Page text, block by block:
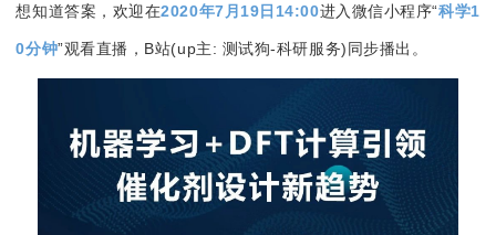
想知道答案，欢迎在2020年7月19日14:00进入微信小程序“科学1
0分钟”观看直播，B站(up主: 测试狗-科研服务)同步播出 。